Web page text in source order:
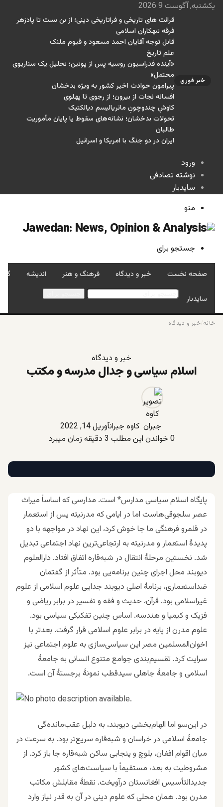
یکشنبه, آگوست 9 2026
خبر فوری
قرائت های تاریخی و فراتاریخی دینی؛ از بن بست تا پادزهر
فرقه تبهکاران اسلامی
قابل توجه آقایان احمد مسعود و قیوم ملنک
علم تاریخ
«آینده فدراسیون روسیه پس از پوتین؛ تحلیل یک سناریوی
محتمل»
پیرامون حوادث اخیر کشور به ویژه بدخشان
افسانه نجات از بیرون؛ از رجوی تا پهلوی
کاوشِ چندو‌چونِ ماتریالیسم دیالکتیک
تحولات بدخشان؛ نشانه‌های سقوط یا پایان مأموریت
طالبان
ایران در دو جنگ با امریکا و اسرائیل
ورود
نوشته تصادفی
سایدبار
منو
جستجو برای
صفحه نخست خبر و دیدگاه فرهنگ و هنر اندیشه
سایدبار
خانه /خبر و دیدگاه
خبر و دیدگاه
اسلام سیاسی و جدال مدرسه و مکتب
کاوه جبرانآوریل 14, 2022
0 خواندن این مطلب 3 دقیقه زمان میبرد
پایگاه اسلام سیاسی مدارس* است‌. مدارسی که اساساً میراث
عصر سلجوقی‌هاست اما در ایامی که مدرنیته پس از استعمار
در قلمرو فرهنگی ما جا خوش کرد، این نهاد در مواجهه با دو
پدیدهٔ استعمار و مدرنیته به ارتجاعی‌ترین نهاد اجتماعی تبدیل
شد. نخستین مرحلهٔ انتقال در شبه‌قاره اتفاق افتاد. دارالعلوم
دیوبند محل اجرای چنین برنامه‌یی بود. متأثر از گفتمان
ضداستعماری، برنامهٔ اصلی دیوبند جدایی علوم اسلامی از علوم
غیراسلامی بود. قرآن، حدیث و فقه و تفسیر در برابر ریاضی و
فزیک و کیمیا و هندسه. اساس چنین تفکیکی سیاسی بود.
علوم مدرن از پایه در برابر علوم اسلامی قرار گرفت. بعدتر با
اخوان‌المسلمین مصر این سیاسی‌سازی به علوم اجتماعی نیز
سرایت کرد. تقسیم‌بندی جوامع متنوع انسانی به جامعهٔ
اسلامی و جامعهٔ جاهلی سیدقطب نمونهٔ برجستهٔ آن‌ است.
در این‌سو اما الهام‌بخشی دیوبند، به دلیل عقب‌مانده‌گی
جامعهٔ اسلامی در خراسان و شبه‌قاره سریع‌تر بود. به سرعت در
میان اقوام افغان، بلوچ و پنجابی ساکن شبه‌قاره جا باز کرد. از
مشروطیت به بعد، مستقیماً با سیاست‌های کشور
جدیدالتأسیس افغانستان درآویخت. نقطهٔ مقابلش مکاتب
مدرن بود. همان محلی که علوم دینی در آن به قدر نیاز وارد